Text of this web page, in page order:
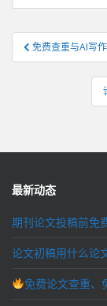
文
章
免费查重与AI写
最新动态
期刊论文投稿前免
论文初稿用什么论
免费论文查重、